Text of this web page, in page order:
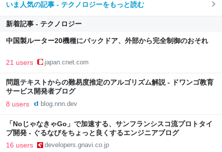
いま人気の記事 - テクノロジーをもっと読む
新着記事 - テクノロジー
中国製ルーター20機種にバックドア、外部から完全制御のおそれ
21 users japan.cnet.com
問題テキストからの難易度推定のアルゴリズム解説 - ドワンゴ教育
サービス開発者ブログ
8 users blog.nnn.dev
「NoじゃなきゃGo」で加速する、サンフランシスコ流プロトタイ
プ開発 - ぐるなびをちょっと良くするエンジニアブログ
16 users developers.gnavi.co.jp